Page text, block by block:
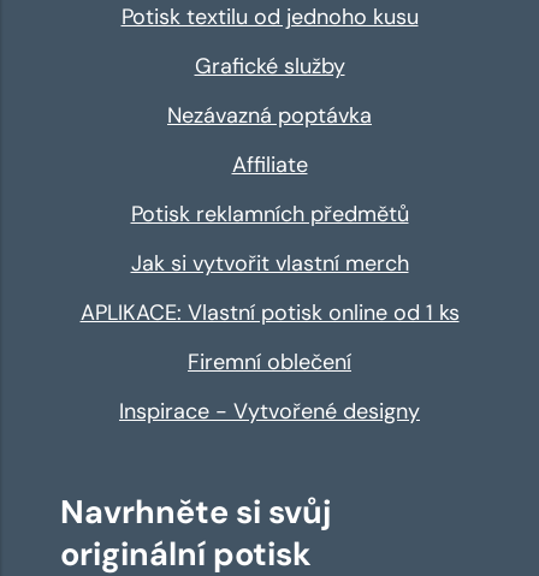
Potisk textilu od jednoho kusu
Grafické služby
Nezávazná poptávka
Affiliate
Potisk reklamních předmětů
Jak si vytvořit vlastní merch
APLIKACE: Vlastní potisk online od 1 ks
Firemní oblečení
Inspirace - Vytvořené designy
Navrhněte si svůj
originální potisk